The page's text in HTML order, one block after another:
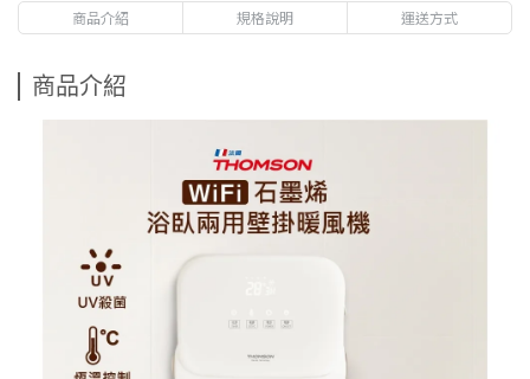
商品介紹 規格說明 運送方式
商品介紹